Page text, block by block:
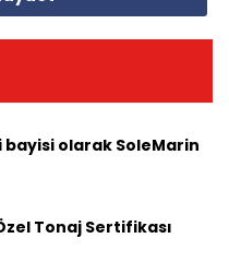
olarak SoleMarin
Tonaj Sertifikası